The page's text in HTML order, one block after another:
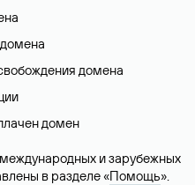
домена
домен
и зарубежных
в разделе «Помощь».